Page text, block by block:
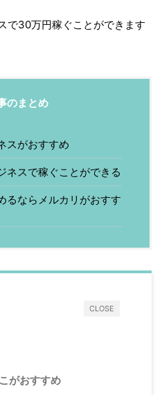
で30万円稼ぐことができます
のまとめ
スがおすすめ
ネスで稼ぐことができる
るならメルカリがおすす
CLOSE
がおすすめ